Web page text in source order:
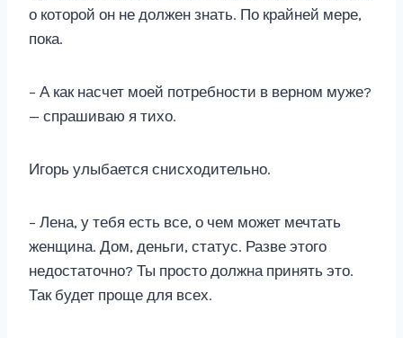
о которой он не должен знать. По крайней мере,
пока.
– А как насчет моей потребности в верном муже?
— спрашиваю я тихо.
Игорь улыбается снисходительно.
– Лена, у тебя есть все, о чем может мечтать
женщина. Дом, деньги, статус. Разве этого
недостаточно? Ты просто должна принять это.
Так будет проще для всех.